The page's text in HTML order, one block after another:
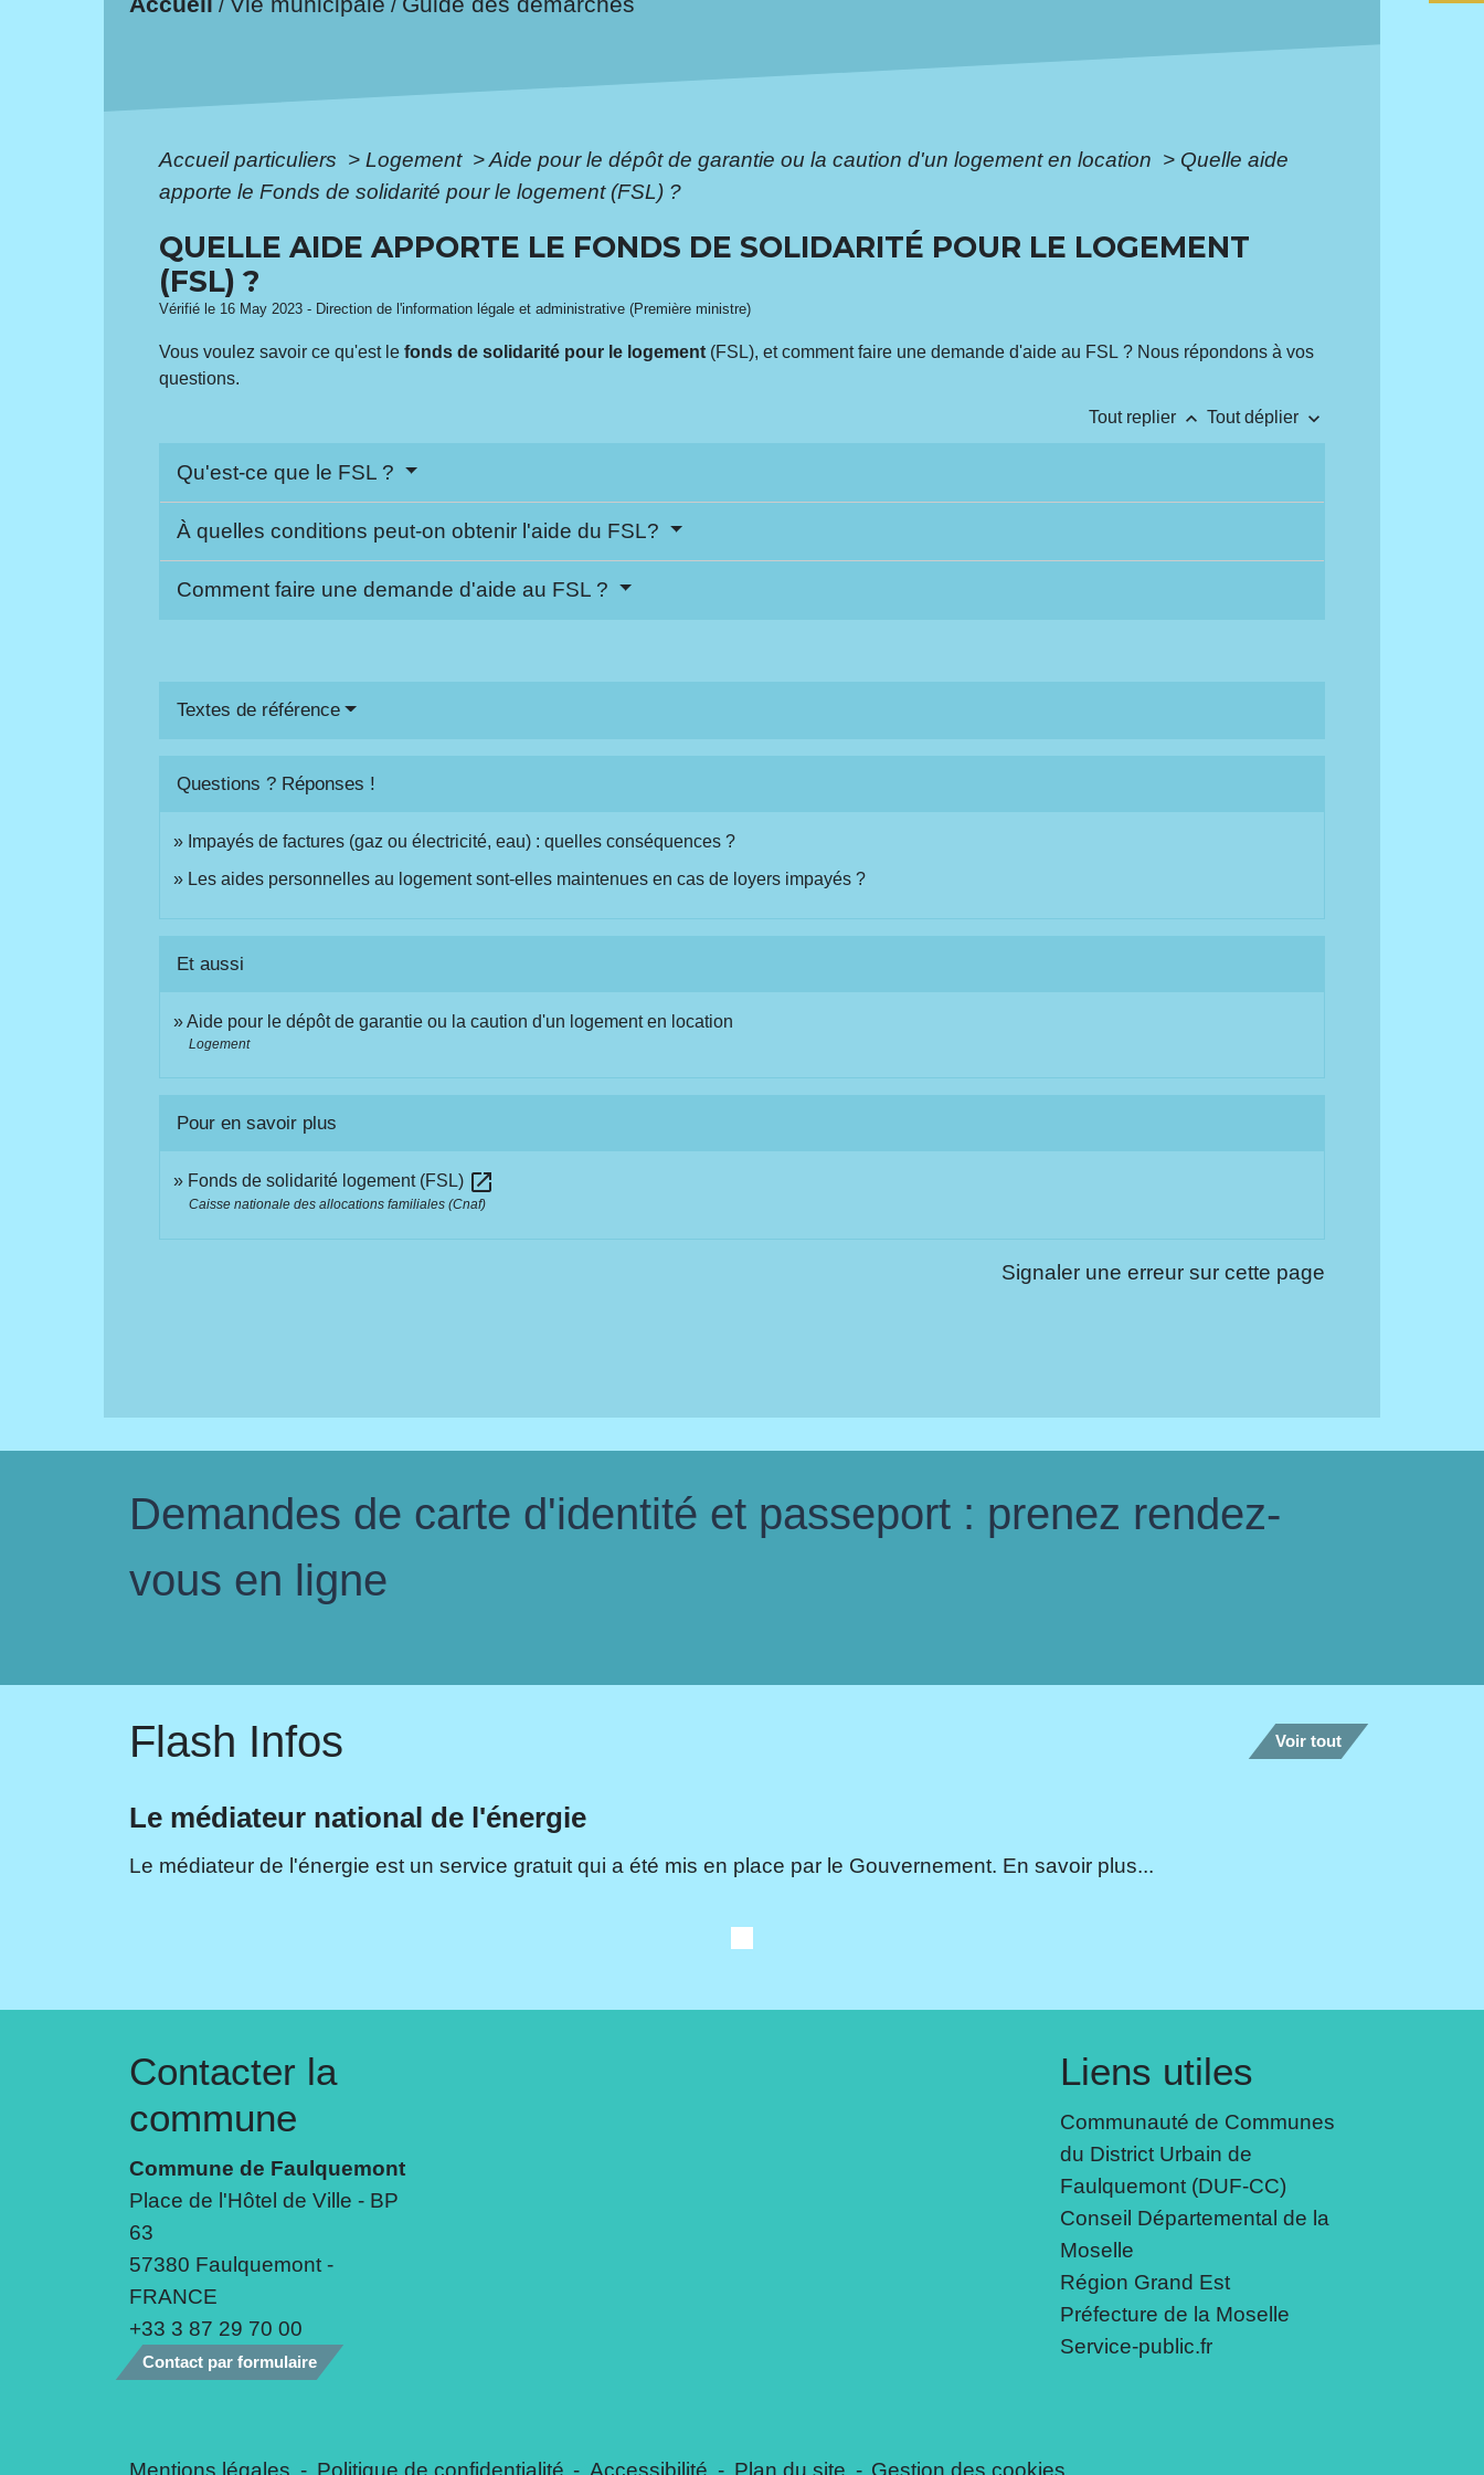
/ /
Accueil particuliers > Logement >Aide pour le dépôt de garantie ou la caution d'un logement en location > Quelle aide
apporte le Fonds de solidarité pour le logement (FSL) ?
QUELLE AIDE APPORTE LE FONDS DE SOLIDARITÉ POUR LE LOGEMENT
(FSL) ?
Vérifié le 16 May 2023 - Direction de l'information légale et administrative (Première ministre)
Vous voulez savoir ce qu'est lefonds de solidarité pour le logement (FSL), et comment faire une demande d'aide au FSL ? Nous répondons à vos
questions.
Tout replier keyboard_arrow_up Tout déplier keyboard_arrow_down
Qu'est-ce que le FSL ?
À quelles conditions peut-on obtenir l'aide du FSL?
Comment faire une demande d'aide au FSL ?
Textes de référence
Questions ? Réponses !
Impayés de factures (gaz ou électricité, eau) : quelles conséquences ?
Les aides personnelles au logement sont-elles maintenues en cas de loyers impayés ?
Et aussi
Aide pour le dépôt de garantie ou la caution d'un logement en location
Logement
Pour en savoir plus
Fonds de solidarité logement (FSL) open_in_new
Caisse nationale des allocations familiales (Cnaf)
Signaler une erreur sur cette page
Demandes de carte d'identité et passeport : prenez rendez-
vous en ligne
Flash Infos Voir tout
Le médiateur national de l'énergie
Le médiateur de l'énergie est un service gratuit qui a été mis en place par le Gouvernement. En savoir plus...
Contacter la
commune
Commune de Faulquemont
Place de l'Hôtel de Ville - BP
63
57380 Faulquemont -
FRANCE
+33 3 87 29 70 00
Contact par formulaire
Liens utiles
Communauté de Communes
du District Urbain de
Faulquemont (DUF-CC)
Conseil Départemental de la
Moselle
Région Grand Est
Préfecture de la Moselle
Service-public.fr
Mentions légales - Politique de confidentialité - Accessibilité - Plan du site - Gestion des cookies